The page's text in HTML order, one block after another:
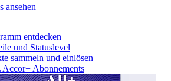
ansehen
entdecken
und Statuslevel
sammeln und einlösen
Abonnements